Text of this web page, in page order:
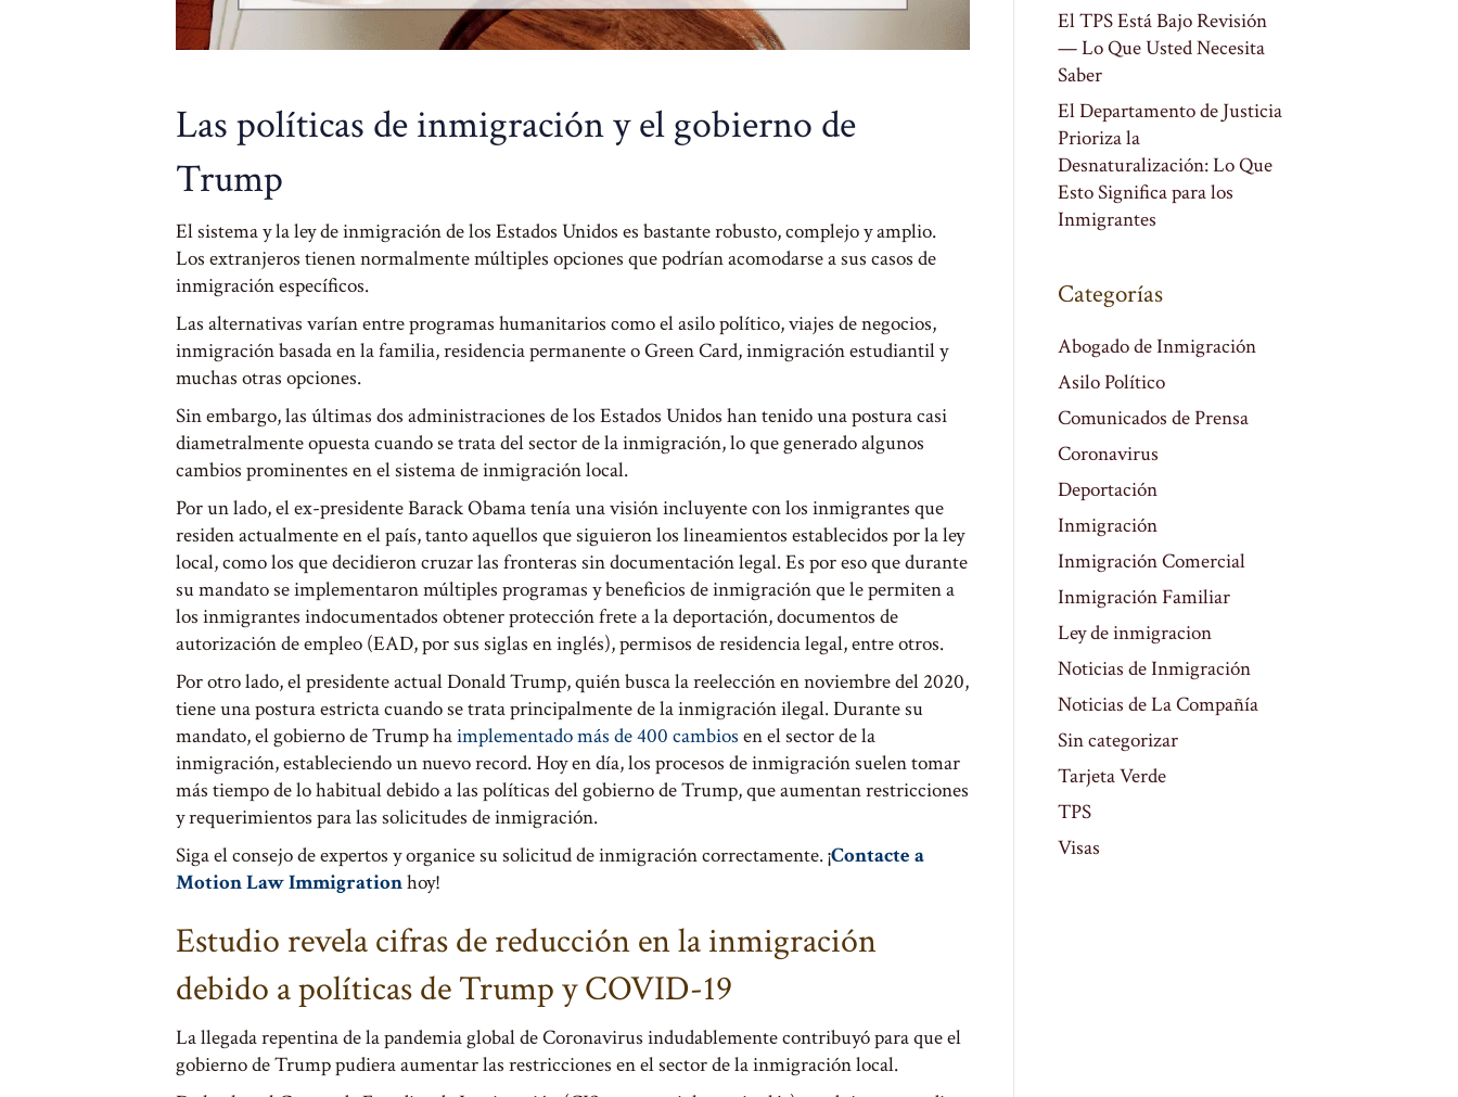
Las políticas de inmigración y el gobierno de
Trump
El sistema y la ley de inmigración de los Estados Unidos es bastante robusto, complejo y amplio.
Los extranjeros tienen normalmente múltiples opciones que podrían acomodarse a sus casos de
inmigración específicos.
Las alternativas varían entre programas humanitarios como el asilo político, viajes de negocios,
inmigración basada en la familia, residencia permanente o Green Card, inmigración estudiantil y
muchas otras opciones.
Sin embargo, las últimas dos administraciones de los Estados Unidos han tenido una postura casi
diametralmente opuesta cuando se trata del sector de la inmigración, lo que generado algunos
cambios prominentes en el sistema de inmigración local.
Por un lado, el ex-presidente Barack Obama tenía una visión incluyente con los inmigrantes que
residen actualmente en el país, tanto aquellos que siguieron los lineamientos establecidos por la ley
local, como los que decidieron cruzar las fronteras sin documentación legal. Es por eso que durante
su mandato se implementaron múltiples programas y beneficios de inmigración que le permiten a
los inmigrantes indocumentados obtener protección frete a la deportación, documentos de
autorización de empleo (EAD, por sus siglas en inglés), permisos de residencia legal, entre otros.
Por otro lado, el presidente actual Donald Trump, quién busca la reelección en noviembre del 2020,
tiene una postura estricta cuando se trata principalmente de la inmigración ilegal. Durante su
mandato, el gobierno de Trump haimplementado más de 400 cambios en el sector de la
inmigración, estableciendo un nuevo record. Hoy en día, los procesos de inmigración suelen tomar
más tiempo de lo habitual debido a las políticas del gobierno de Trump, que aumentan restricciones
y requerimientos para las solicitudes de inmigración.
Siga el consejo de expertos y organice su solicitud de inmigración correctamente. ¡Contacte a
Motion Law Immigrationhoy!
Estudio revela cifras de reducción en la inmigración
debido a políticas de Trump y COVID-19
La llegada repentina de la pandemia global de Coronavirus indudablemente contribuyó para que el
gobierno de Trump pudiera aumentar las restricciones en el sector de la inmigración local.
El TPS Está Bajo Revisión
— Lo Que Usted Necesita
Saber
El Departamento de Justicia
Prioriza la
Desnaturalización: Lo Que
Esto Significa para los
Inmigrantes
Categorías
Abogado de Inmigración
Asilo Político
Comunicados de Prensa
Coronavirus
Deportación
Inmigración
Inmigración Comercial
Inmigración Familiar
Ley de inmigracion
Noticias de Inmigración
Noticias de La Compañía
Sin categorizar
Tarjeta Verde
TPS
Visas